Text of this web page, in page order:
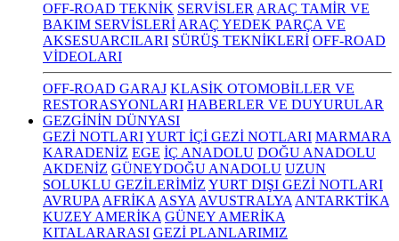
OFF-ROAD TEKNİK SERVİSLER ARAÇ TAMİR VE
BAKIM SERVİSLERİ ARAÇ YEDEK PARÇA VE
AKSESUARCILARI SÜRÜŞ TEKNİKLERİ OFF-ROAD
VİDEOLARI
OFF-ROAD GARAJ KLASİK OTOMOBİLLER VE
RESTORASYONLARI HABERLER VE DUYURULAR
GEZGİNİN DÜNYASI
GEZİ NOTLARIYURT İÇİ GEZİ NOTLARI MARMARA
KARADENİZ EGE İÇ ANADOLU DOĞU ANADOLU
AKDENİZ GÜNEYDOĞU ANADOLU UZUN
SOLUKLU GEZİLERİMİZ YURT DIŞI GEZİ NOTLARI
AVRUPA AFRİKA ASYA AVUSTRALYA ANTARKTİKA
KUZEY AMERİKA GÜNEY AMERİKA
KITALARARASI GEZİ PLANLARIMIZ